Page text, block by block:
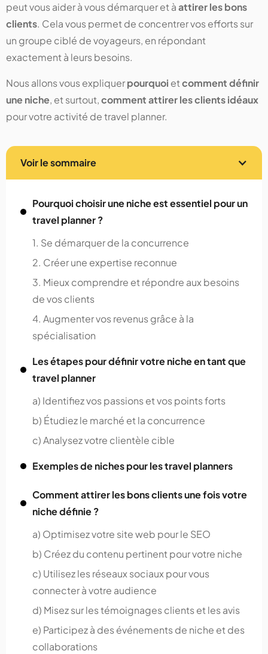
peut vous aider à vous démarquer et àattirer les bons
clients. Cela vous permet de concentrer vos efforts sur
un groupe ciblé de voyageurs, en répondant
exactement à leurs besoins.
Nous allons vous expliquerpourquoi etcomment définir
une niche, et surtout,comment attirer les clients idéaux
pour votre activité de travel planner.
Voir le sommaire
Pourquoi choisir une niche est essentiel pour un
travel planner ?
1. Se démarquer de la concurrence
2. Créer une expertise reconnue
3. Mieux comprendre et répondre aux besoins
de vos clients
4. Augmenter vos revenus grâce à la
spécialisation
Les étapes pour définir votre niche en tant que
travel planner
a) Identifiez vos passions et vos points forts
b) Étudiez le marché et la concurrence
c) Analysez votre clientèle cible
Exemples de niches pour les travel planners
Comment attirer les bons clients une fois votre
niche définie ?
a) Optimisez votre site web pour le SEO
b) Créez du contenu pertinent pour votre niche
c) Utilisez les réseaux sociaux pour vous
connecter à votre audience
d) Misez sur les témoignages clients et les avis
e) Participez à des événements de niche et des
collaborations